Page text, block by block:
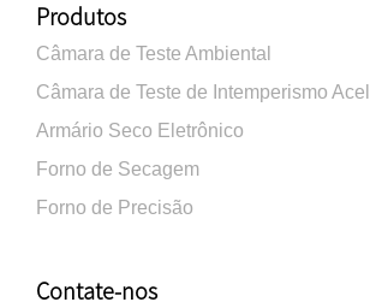
Produtos
Câmara de Teste Ambiental
Câmara de Teste de Intemperismo
Armário Seco Eletrônico
Forno de Secagem
Forno de Precisão
Contate-nos